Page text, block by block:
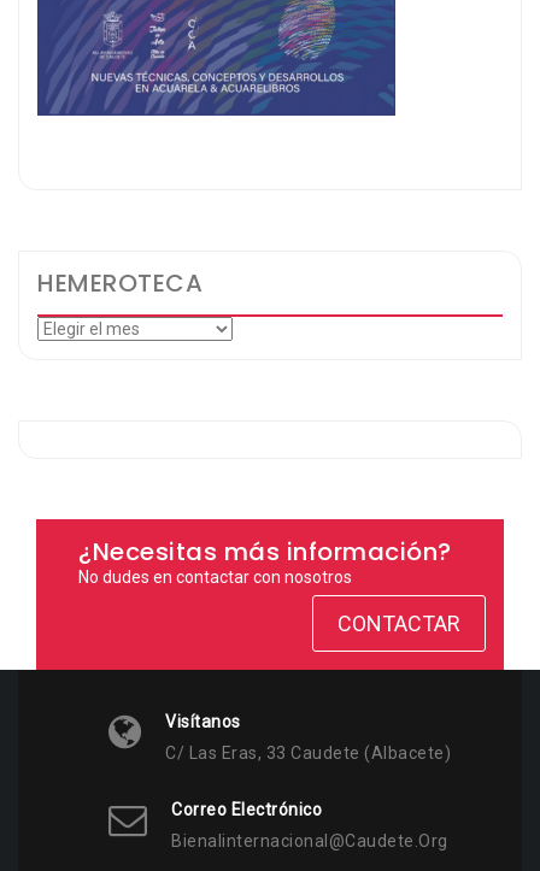
HEMEROTECA
Hemeroteca
¿Necesitas más información?
No dudes en contactar con nosotros
CONTACTAR
Visítanos
C/ Las Eras, 33 Caudete (Albacete)
Correo Electrónico
Bienalinternacional@caudete.org